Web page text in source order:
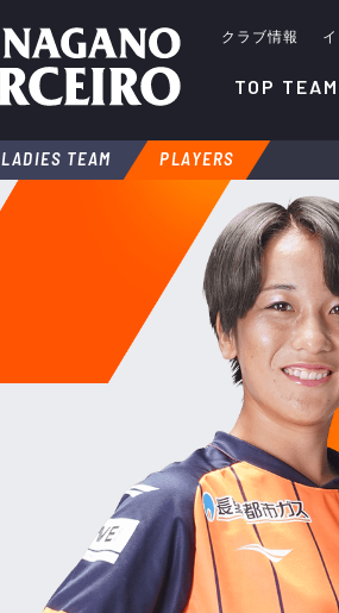
クラブ情報
TOP TEAM
LADIES TEAM PLAYERS